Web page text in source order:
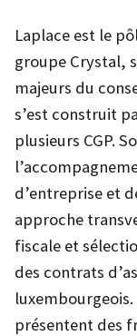
Laplace est le
groupe Crystal,
majeurs du
s’est construit
plusieurs CGP.
d’entreprise et
approche
fiscale et
des contrats
présentent des